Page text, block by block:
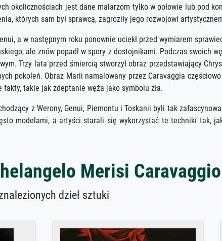
okolicznościach jest dane malarzom tylko w połowie lub pod
których sam był sprawcą, zagroziły jego rozwojowi
a w następnym roku ponownie uciekł przed wymiarem
ale znów popadł w spory z dostojnikami. Podczas swoich
Trzy lata przed śmiercią stworzył obraz przedstawiający
pokoleń. Obraz Marii namalowany przez Caravaggia
takie jak zdeptanie węża jako symbolu zła.
z Werony, Genui, Piemontu i Toskanii byli tak
modelami, a artyści starali się wykorzystać te techniki tak,
Merisi Caravaggio
dzieł sztuki